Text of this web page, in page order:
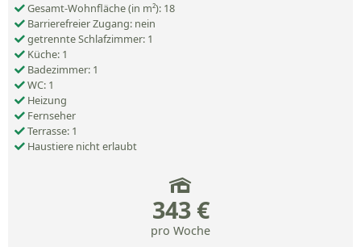
Gesamt-Wohnfläche (in m²): 18
Barrierefreier Zugang: nein
getrennte Schlafzimmer: 1
Küche: 1
Badezimmer: 1
WC: 1
Heizung
Fernseher
Terrasse: 1
Haustiere nicht erlaubt
343 €
pro Woche